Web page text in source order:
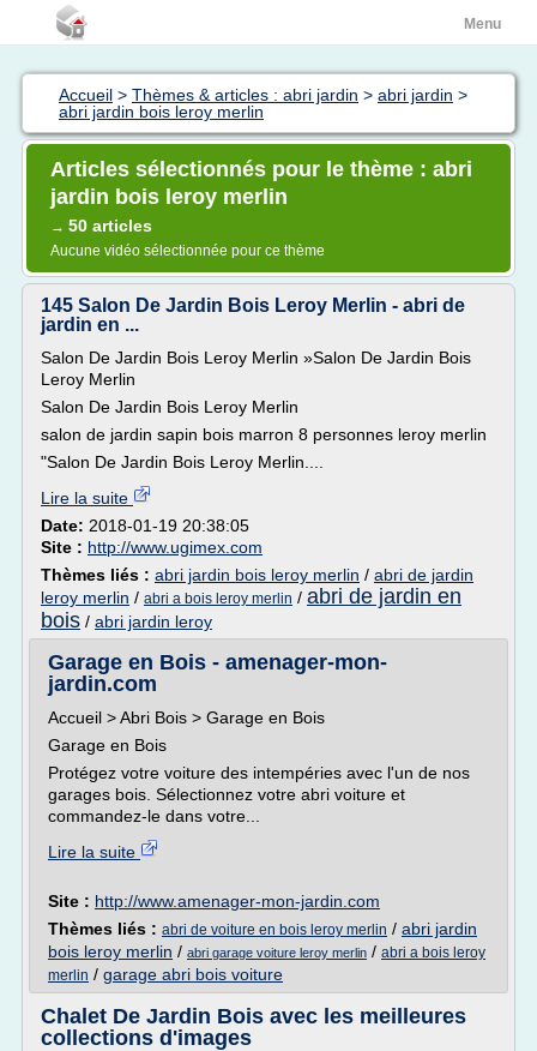
Menu
Accueil > Thèmes & articles : abri jardin > abri jardin >
abri jardin bois leroy merlin
Articles sélectionnés pour le thème : abri
jardin bois leroy merlin
→ 50 articles
Aucune vidéo sélectionnée pour ce thème
145 Salon De Jardin Bois Leroy Merlin - abri de
jardin en ...
Salon De Jardin Bois Leroy Merlin »Salon De Jardin Bois
Leroy Merlin
Salon De Jardin Bois Leroy Merlin
salon de jardin sapin bois marron 8 personnes leroy merlin
"Salon De Jardin Bois Leroy Merlin....
Lire la suite
Date: 2018-01-19 20:38:05
Site : http://www.ugimex.com
Thèmes liés : abri jardin bois leroy merlin / abri de jardin
leroy merlin / abri a bois leroy merlin / abri de jardin en
bois / abri jardin leroy
Garage en Bois - amenager-mon-
jardin.com
Accueil > Abri Bois > Garage en Bois
Garage en Bois
Protégez votre voiture des intempéries avec l'un de nos
garages bois. Sélectionnez votre abri voiture et
commandez-le dans votre...
Lire la suite
Site : http://www.amenager-mon-jardin.com
Thèmes liés : abri de voiture en bois leroy merlin / abri jardin
bois leroy merlin / abri garage voiture leroy merlin / abri a bois leroy
merlin / garage abri bois voiture
Chalet De Jardin Bois avec les meilleures
collections d'images